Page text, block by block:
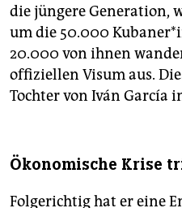
die jüngere Generation,
um die 50.000
20.000 von ihnen
offiziellen Visum aus.
Tochter von Iván García
Ökonomische Krise
Folgerichtig hat er eine